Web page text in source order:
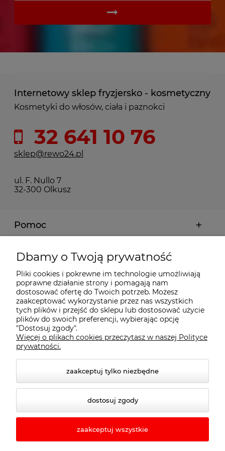
Internetowy sklep fryzjersko - kosmetyczny
Kosmetyki do włosów, ciała i paznokci
32 641 10 76
sklep@rewo24.pl
ul. F. Nullo 7
32-300 Olkusz
Pomoc
Moje konto
Płatności i dostawa
Informacje
O nas
© 2026 rewo24.pl. Wszelkie prawa zastrzeżone.
Dbamy o Twoją prywatność
Pliki cookies i pokrewne im technologie umożliwiają
poprawne działanie strony i pomagają nam
dostosować ofertę do Twoich potrzeb. Możesz
zaakceptować wykorzystanie przez nas wszystkich
tych plików i przejść do sklepu lub dostosować użycie
plików do swoich preferencji, wybierając opcję
"Dostosuj zgody".
Więcej o plikach cookies przeczytasz w naszej Polityce
prywatności.
zaakceptuj tylko niezbędne
dostosuj zgody
zaakceptuj wszystkie